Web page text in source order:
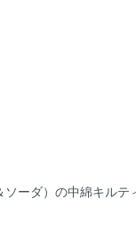
ソーダ）の中綿キルテ